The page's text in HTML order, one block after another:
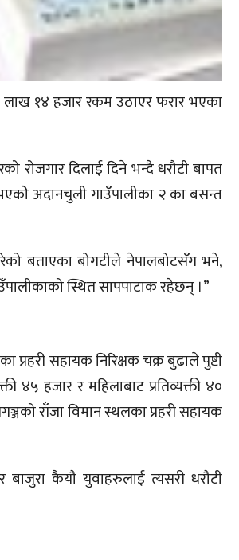
लाख १४ हजार रकम उठाएर फरार भएका
रोजगार दिलाई दिने भन्दै धरौटी बापत
अदानचुली गाउँपालीका २ का बसन्त
बताएका बोगटीले नेपालबोटसँग भने,
स्थित सापपाटाक रहेछन् ।”
सहायक निरिक्षक चक्र बुढाले पुष्टी
४५ हजार र महिलाबाट प्रतिव्यक्ती ४०
राँजा विमान स्थलका प्रहरी सहायक
कैयौ युवाहरुलाई त्यसरी धरौटी